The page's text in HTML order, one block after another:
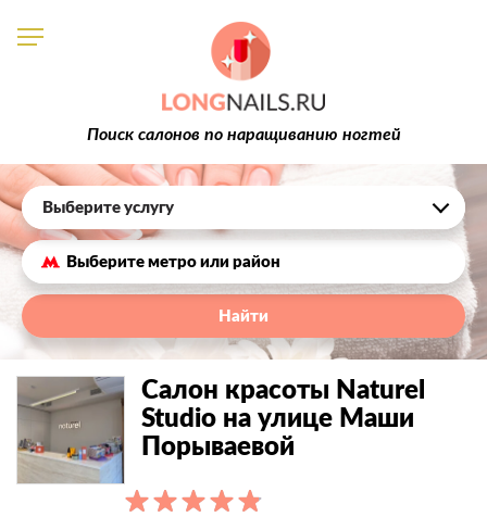
Поиск салонов по наращиванию ногтей
Выберите услугу
Найти
Салон красоты Naturel
Studio на улице Маши
Порываевой